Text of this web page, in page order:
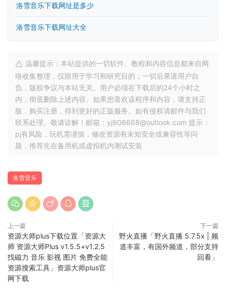
洛雪音乐下载网址是多少
洛雪音乐下载网址大全
温馨提示：本站提供的一切软件、教程和内容信息都来自网
络收集整理，仅限用于学习和研究目的；一切后果请用户自
负，版权争议与本站无关。用户必须在下载后的24个小时之
内，彻底删除上述内容。如果您喜欢该程序和内容，请支持正
版，购买注册，得到更好的正版服务。如有侵权请邮件与我们
联系处理。敬请谅解！邮箱：yj906668@outlook.com 提示：
pj有风险，玩机需谨慎，修改资源有未知安全或兼容性等问
题，推荐先在备用机或虚拟机内测试安装
洛雪音乐
上一篇
资源大师plus下载位置「资源大
师 资源大师Plus v1.5.5+v1.2.5
找磁力 音乐 影视 图片 免费全能
资源搜索工具」资源大师plus官
网下载
下一篇
野火直播「野火直播 5.7.5x | 频
道丰富，有国外频道，部分支持
回看」